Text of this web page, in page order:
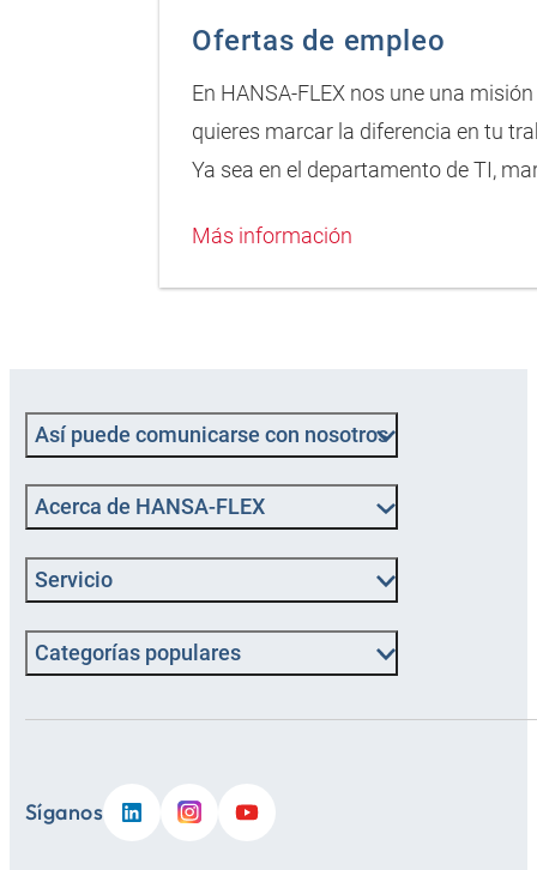
Ofertas de empleo
En HANSA‑FLEX nos une una
quieres marcar la diferencia en tu
Ya sea en el departamento de TI,
Más información
Así puede comunicarse con nosotros
Acerca de HANSA‑FLEX
Servicio
Categorías populares
Síganos